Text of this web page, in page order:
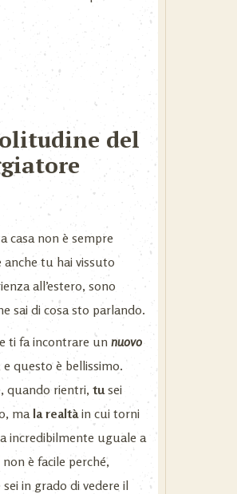
del
casa non è sempre
anche tu hai vissuto
all’estero, sono
sai di cosa sto parlando.
ti fa incontrare un nuovo
e questo è bellissimo.
quando rientri, tu sei
ma la realtàin cui torni
incredibilmente uguale a
è facile perché,
sei in grado di vedere il